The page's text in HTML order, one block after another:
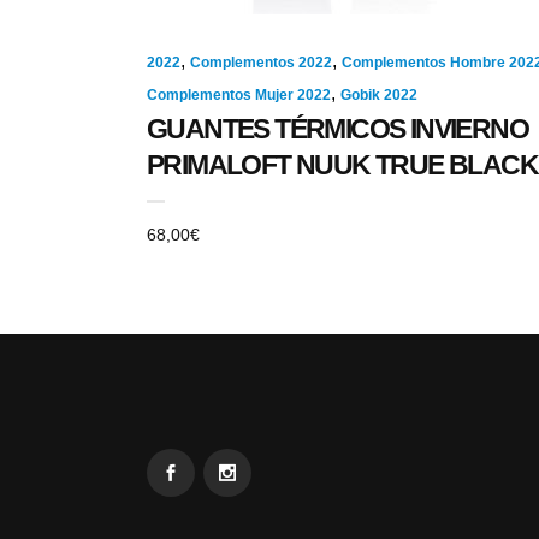
2022, Complementos 2022, Complementos Hombre
Complementos Mujer 2022, Gobik 2022
GUANTES TÉRMICOS INVIERNO
PRIMALOFT NUUK TRUE BLACK
68,00€